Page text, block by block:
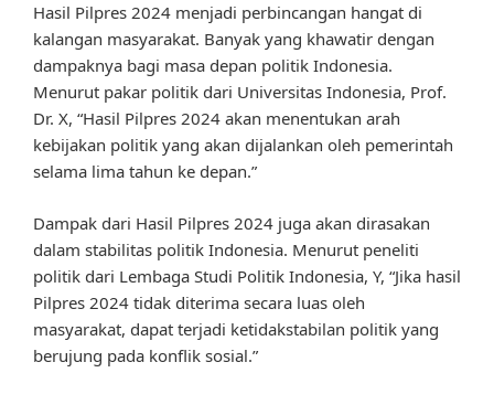
Hasil Pilpres 2024 menjadi perbincangan hangat di
kalangan masyarakat. Banyak yang khawatir dengan
dampaknya bagi masa depan politik Indonesia.
Menurut pakar politik dari Universitas Indonesia, Prof.
Dr. X, “Hasil Pilpres 2024 akan menentukan arah
kebijakan politik yang akan dijalankan oleh pemerintah
selama lima tahun ke depan.”
Dampak dari Hasil Pilpres 2024 juga akan dirasakan
dalam stabilitas politik Indonesia. Menurut peneliti
politik dari Lembaga Studi Politik Indonesia, Y, “Jika hasil
Pilpres 2024 tidak diterima secara luas oleh
masyarakat, dapat terjadi ketidakstabilan politik yang
berujung pada konflik sosial.”